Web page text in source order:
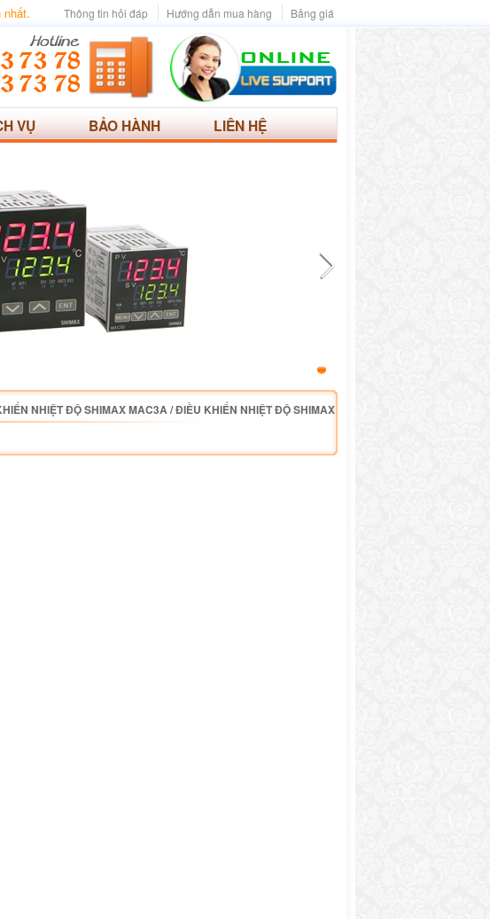
nhất. Bảng giá
Hướng dẫn mua hàng
Thông tin hỏi đáp
VỤ BẢO HÀNH LIÊN HỆ
NHIỆT ĐỘ SHIMAX MAC3A/ĐIỀU KHIỂN NHIỆT ĐỘ SHIMAX